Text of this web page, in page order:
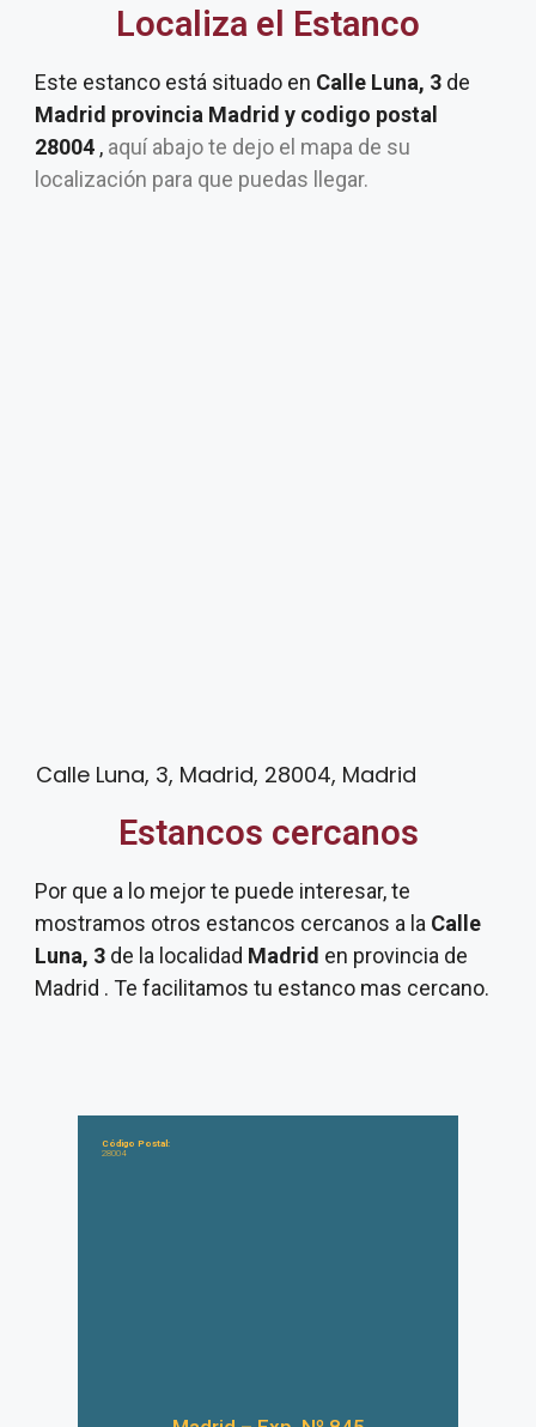
Localiza el Estanco
Este estanco está situado en Calle Luna, 3 de
Madrid provincia Madrid y codigo postal
28004 , aquí abajo te dejo el mapa de su
localización para que puedas llegar.
Calle Luna, 3, Madrid, 28004, Madrid
Estancos cercanos
Por que a lo mejor te puede interesar, te
mostramos otros estancos cercanos a la Calle
Luna, 3 de la localidad Madrid en provincia de
Madrid . Te facilitamos tu estanco mas cercano.
Código Postal:
28004